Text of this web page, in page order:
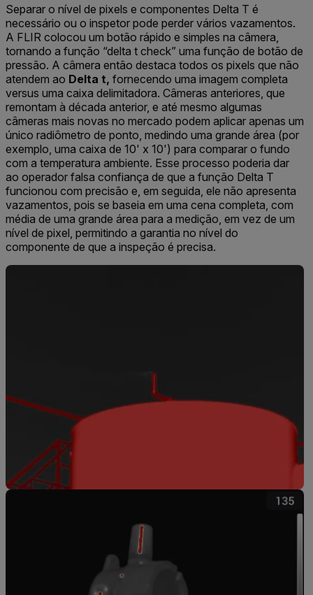
Separar o nível de pixels e componentes Delta T é
necessário ou o inspetor pode perder vários vazamentos.
A FLIR colocou um botão rápido e simples na câmera,
tornando a função “delta t check” uma função de botão de
pressão. A câmera então destaca todos os pixels que não
atendem ao Delta t, fornecendo uma imagem completa
versus uma caixa delimitadora. Câmeras anteriores, que
remontam à década anterior, e até mesmo algumas
câmeras mais novas no mercado podem aplicar apenas um
único radiômetro de ponto, medindo uma grande área (por
exemplo, uma caixa de 10' x 10') para comparar o fundo
com a temperatura ambiente. Esse processo poderia dar
ao operador falsa confiança de que a função Delta T
funcionou com precisão e, em seguida, ele não apresenta
vazamentos, pois se baseia em uma cena completa, com
média de uma grande área para a medição, em vez de um
nível de pixel, permitindo a garantia no nível do
componente de que a inspeção é precisa.